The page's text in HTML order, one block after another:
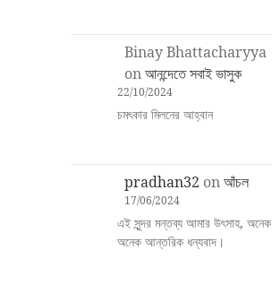
Binay Bhattacharyya
onআনন্দেতে সবাই ভাসুক
22/10/2024
চমৎকার মিলনের আহ্বান
pradhan32 onআঁচল
17/06/2024
এই সুন্দর মন্তব্য আমার উৎসাহ, অনেক
অনেক আন্তরিক ধন্যবাদ।